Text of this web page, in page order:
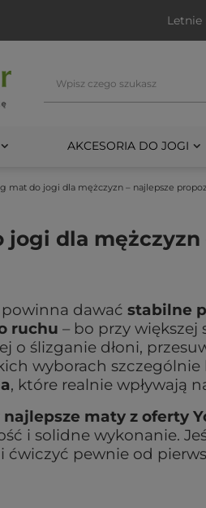
Letnie
AKCESORIA DO JOGI
mat do jogi dla mężczyzn – najlepsze
jogi dla
powinna dawać stabilne
ruchu – bo przy większej
o ślizganie dłoni,
wyborach szczególnie
, które realnie wpływają
najlepsze maty z oferty
i solidne wykonanie.
ćwiczyć pewnie od